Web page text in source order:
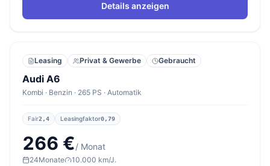
Details anzeigen
Leasing Privat & Gewerbe Gebraucht
Audi A6
Kombi · Benzin · 265 PS · Automatik
Fair2,4 Leasingfaktor0,79
266 €/ Monat
24Monate
10.000 km/J.